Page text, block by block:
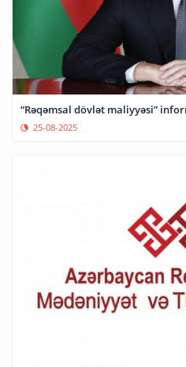
“Rəqəmsal dövlət maliyyəsi”
25-08-2025